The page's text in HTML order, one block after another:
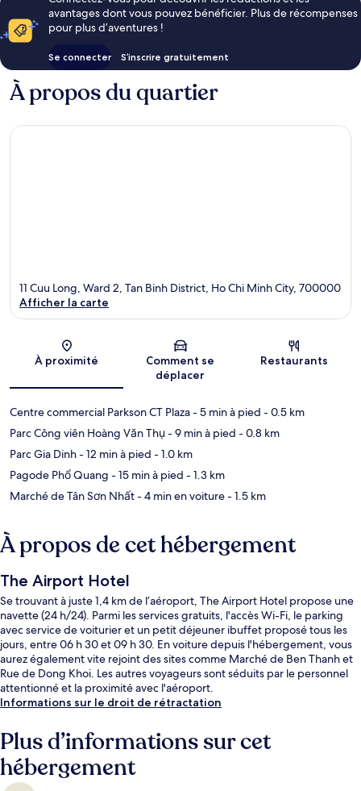
avantages dont vous pouvez bénéficier. Plus de récompenses
pour plus d’aventures !
Se connecter S’inscrire gratuitement
À propos du quartier
Carte
11 Cuu Long, Ward 2, Tan Binh District, Ho Chi Minh City, 700000
Afficher la carte
À proximité
Comment se
déplacer
Restaurants
Centre commercial Parkson CT Plaza- 5 min à pied - 0.5 km
Parc Công viên Hoàng Văn Thụ - 9 min à pied - 0.8 km
Parc Gia Dinh- 12 min à pied - 1.0 km
Pagode Phổ Quang - 15 min à pied - 1.3 km
Marché de Tân Sơn Nhất- 4 min en voiture- 1.5 km
À propos de cet hébergement
The Airport Hotel
Se trouvant à juste 1,4 km de l’aéroport, The Airport Hotel propose une
navette (24 h/24). Parmi les services gratuits, l'accès Wi-Fi, le parking
avec service de voiturier et un petit déjeuner ibuffet proposé tous les
jours, entre 06 h 30 et 09 h 30. En voiture depuis l'hébergement, vous
aurez également vite rejoint des sites comme Marché de Ben Thanh et
Rue de Dong Khoi. Les autres voyageurs sont séduits par le personnel
attentionné et la proximité avec l'aéroport.
Informations sur le droit de rétractation
Plus d’informations sur cet
hébergement